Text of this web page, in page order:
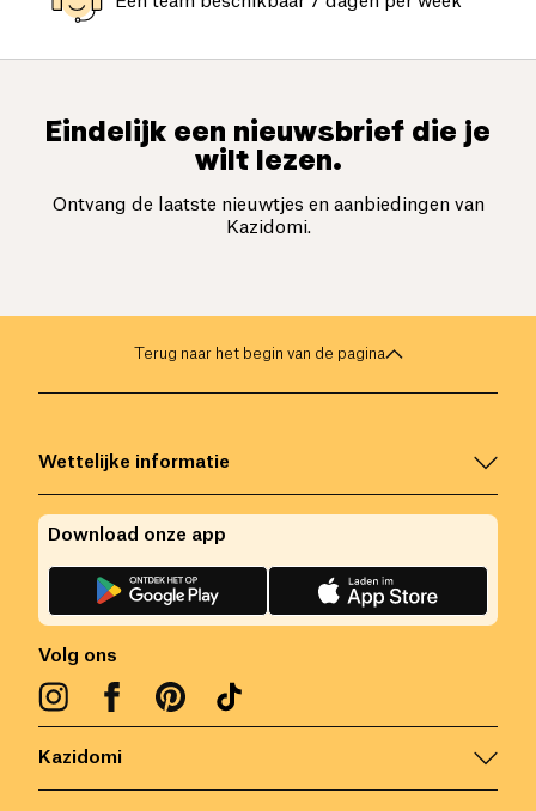
Eindelijk een nieuwsbrief die je
wilt lezen.
Ontvang de laatste nieuwtjes en aanbiedingen van
Kazidomi.
Terug naar het begin van de pagina
Kazidomi
Wettelijke informatie
Volg ons
Download onze app